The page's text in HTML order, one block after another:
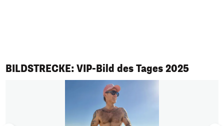
BILDSTRECKE: VIP-Bild des Tages 2025
1/50